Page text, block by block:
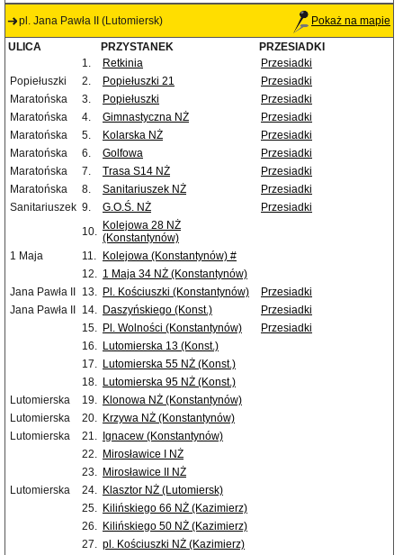
pl. Jana Pawła II (Lutomiersk) Pokaż na mapie
ULICA PRZYSTANEK
PRZESIADKI
1.
Retkinia
Przesiadki
Popiełuszki
2. Popiełuszki 21
Przesiadki
Maratońska
3. Popiełuszki
Przesiadki
Maratońska
4. Gimnastyczna NŻ
Przesiadki
Maratońska
5. Kolarska NŻ
Przesiadki
Maratońska
6. Golfowa
Przesiadki
Maratońska
7. Trasa S14 NŻ
Przesiadki
Maratońska
8. Sanitariuszek NŻ
Przesiadki
Sanitariuszek 9. G.O.Ś. NŻ
Przesiadki
10. Kolejowa 28 NŻ
(Konstantynów)
1 Maja
11.
Kolejowa (Konstantynów) #
12. 1 Maja 34 NŻ (Konstantynów)
Jana Pawła II
13. Pl. Kościuszki (Konstantynów)
Przesiadki
Jana Pawła II
14. Daszyńskiego (Konst.)
Przesiadki
15. Pl. Wolności (Konstantynów)
Przesiadki
16. Lutomierska 13 (Konst.)
17. Lutomierska 55 NŻ (Konst.)
18. Lutomierska 95 NŻ (Konst.)
Lutomierska
19. Klonowa NŻ (Konstantynów)
Lutomierska
20. Krzywa NŻ (Konstantynów)
Lutomierska
21.
Ignacew (Konstantynów)
22. Mirosławice I NŻ
23. Mirosławice II NŻ
Lutomierska
24. Klasztor NŻ (Lutomiersk)
25. Kilińskiego 66 NŻ (Kazimierz)
26. Kilińskiego 50 NŻ (Kazimierz)
27. pl. Kościuszki NŻ (Kazimierz)